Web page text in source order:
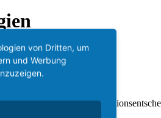
D&G mit seinen
von Dritten, um
und Werbung